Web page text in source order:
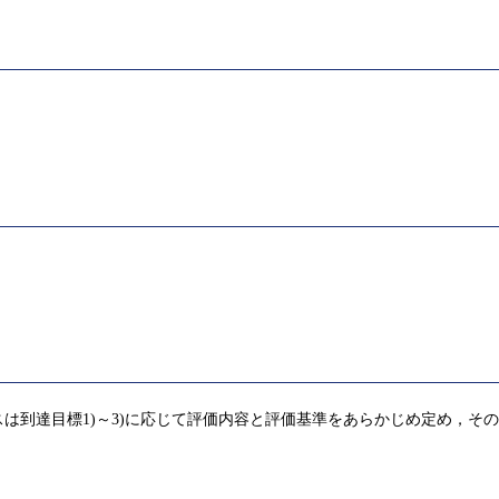
到達目標1)～3)に応じて評価内容と評価基準をあらかじめ定め，そ